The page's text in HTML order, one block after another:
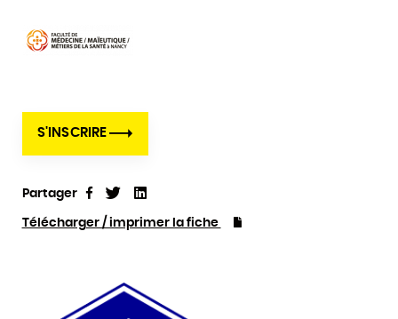
S'INSCRIRE
Partager PartagerTweet
Télécharger / imprimer la fiche